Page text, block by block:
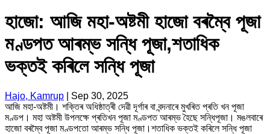
হাজো: আজি মহা-অষ্টমী হাজো বৰম্বৈ পূজা
মণ্ডপত আৰম্ভ সন্ধি পূজা,শতাধিক
ভক্তই কৰিলে সন্ধি পূজা
Hajo, Kamrup
Sep 30, 2025
আজি মহা-অষ্টমী। শক্তিৰ অধিষ্ঠাত্ৰী দেৱী দূর্গাৰ বা বন্দনাৰে মুখৰিত প্ৰতি খন পূজা
মণ্ডপ। মহা অষ্টমী উপলক্ষে প্ৰতিখন পূজা মণ্ডপত আৰম্ভ হৈছে সন্ধিপূজা। মঙলবাৰে
হাজো বৰম্বৈ পূজা মণ্ডপতো আৰম্ভ সন্ধি পূজা।শতাধিক ভক্তই কৰিলে সন্ধি পূজা